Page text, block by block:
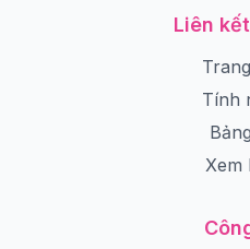
Liên
Tính
Xem